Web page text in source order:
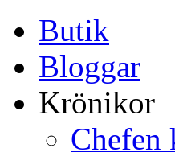
Butik
Bloggar
Krönikor
Chefen